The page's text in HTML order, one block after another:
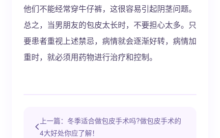
他们不能经常穿牛仔裤，这很容易引起阴茎问题。
总之，当男朋友的包皮太长时，不要担心太多。只
要患者重视上述禁忌，病情就会逐渐好转，病情加
重时，就必须用药物进行治疗和控制。
上一篇：冬季适合做包皮手术吗?做包皮手术的
4大好处你应了解！